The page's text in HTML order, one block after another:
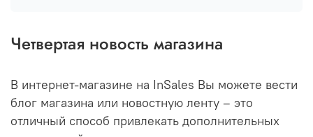
Четвертая новость магазина
В интернет-магазине на InSales Вы можете вести
блог магазина или новостную ленту – это
отличный способ привлекать дополнительных